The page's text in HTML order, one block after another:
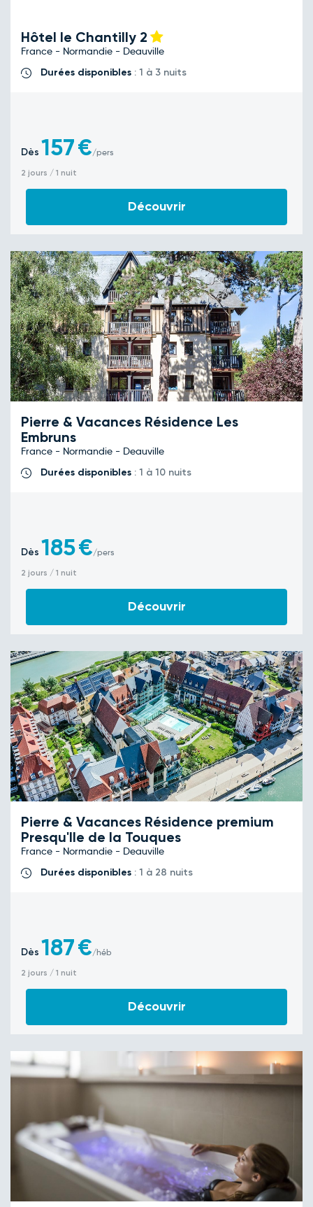
Hôtel le Chantilly 2
France - Normandie - Deauville
Durées disponibles : 1 à 3 nuits
Dès 157€/pers
2 jours / 1 nuit
Découvrir
Pierre & Vacances Résidence Les
Embruns
France - Normandie - Deauville
Durées disponibles : 1 à 10 nuits
Dès 185€/pers
2 jours / 1 nuit
Découvrir
Pierre & Vacances Résidence premium
Presqu'Ile de la Touques
France - Normandie - Deauville
Durées disponibles : 1 à 28 nuits
Dès 187€/héb
2 jours / 1 nuit
Découvrir